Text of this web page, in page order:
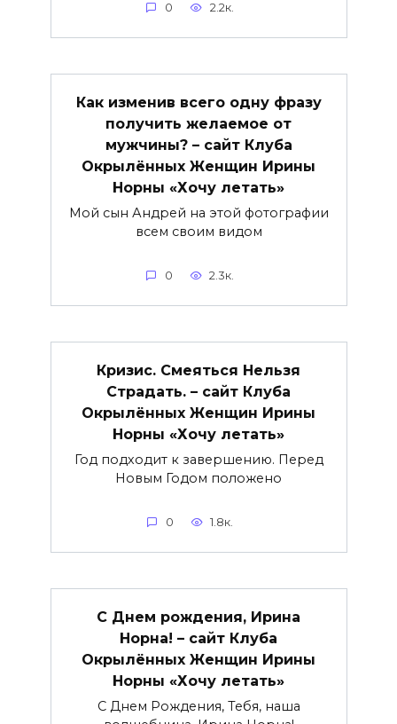
0 2.2к.
Как изменив всего одну фразу
получить желаемое от
мужчины? – сайт Клуба
Окрылённых Женщин Ирины
Норны «Хочу летать»
Мой сын Андрей на этой фотографии
всем своим видом
0 2.3к.
Кризис. Смеяться Нельзя
Страдать. – сайт Клуба
Окрылённых Женщин Ирины
Норны «Хочу летать»
Год подходит к завершению. Перед
Новым Годом положено
0 1.8к.
С Днем рождения, Ирина
Норна! – сайт Клуба
Окрылённых Женщин Ирины
Норны «Хочу летать»
С Днем Рождения, Тебя, наша